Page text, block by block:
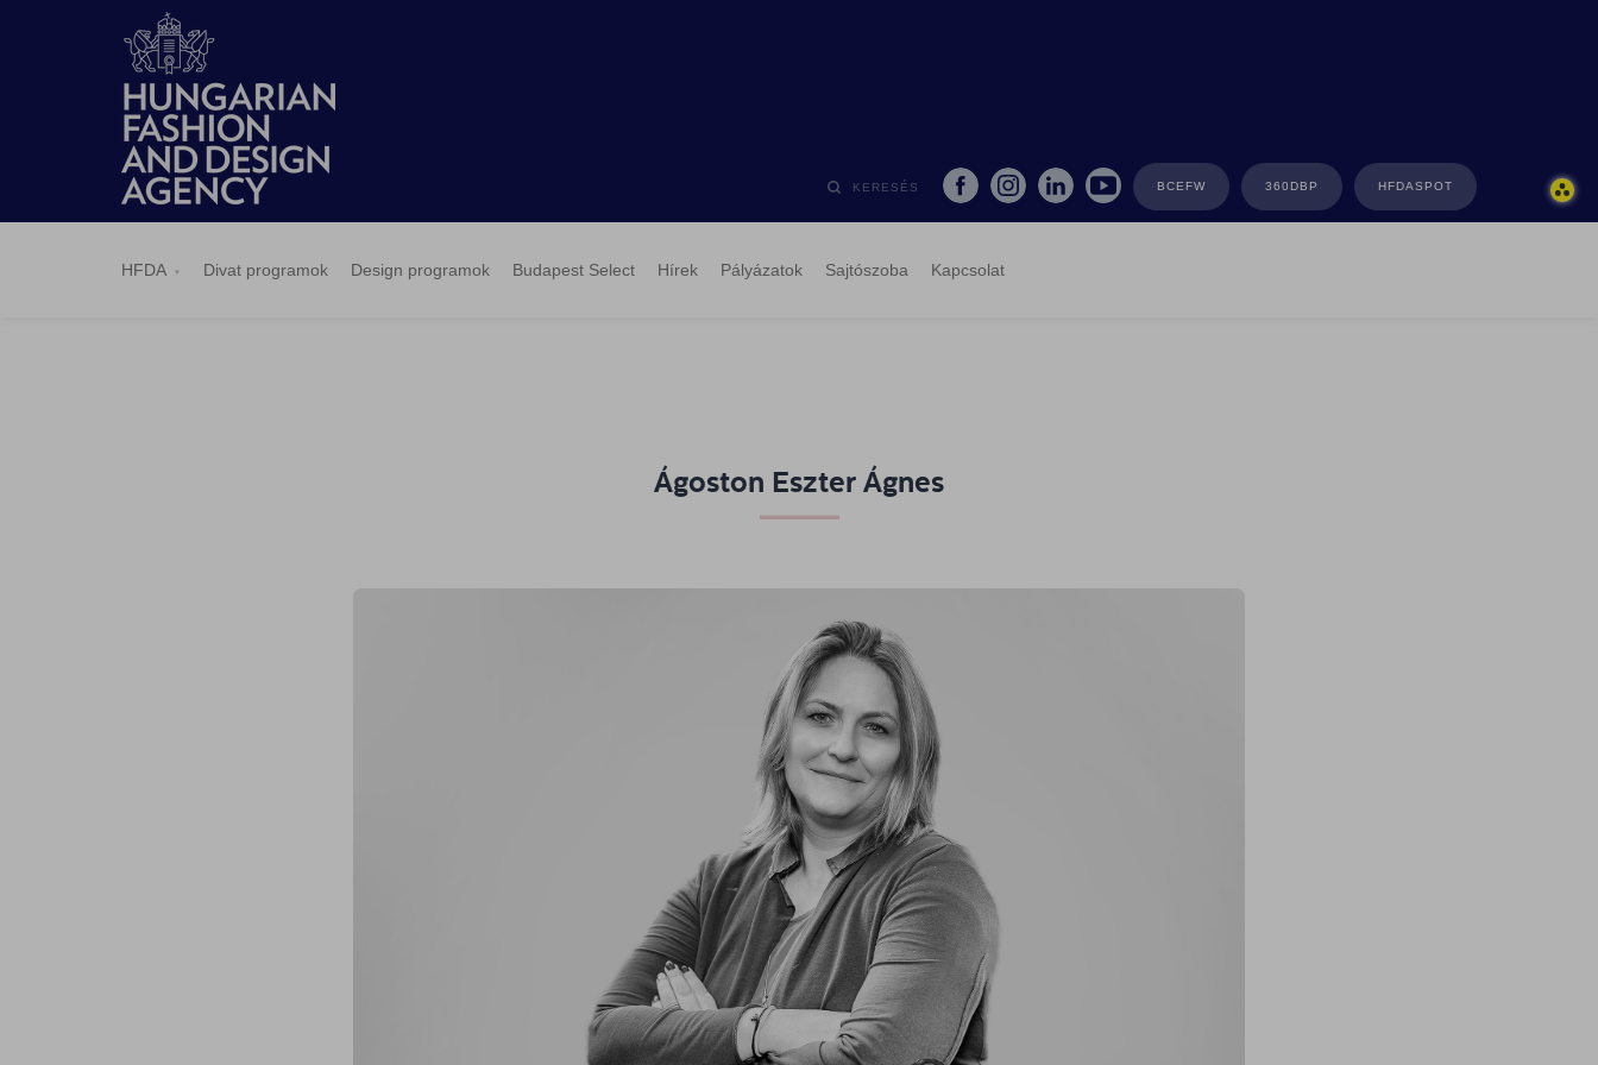
KERESÉS BCEFW 360DBP HFDASPOT
HFDA Divat programok Design programok Budapest Select Hírek Pályázatok Sajtószoba Kapcsolat
programok
programok
Budapest
Pályázatok
Sajtószoba
Kapcsolat
HFDASPOT
Ágoston Eszter Ágnes